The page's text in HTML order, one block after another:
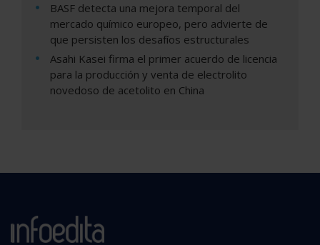
BASF detecta una mejora temporal del
mercado químico europeo, pero advierte de
que persisten los desafíos estructurales
Asahi Kasei firma el primer acuerdo de licencia
para la producción y venta de electrolito
novedoso de acetolito en China